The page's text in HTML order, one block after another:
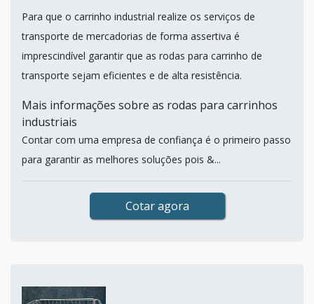
Para que o carrinho industrial realize os serviços de
transporte de mercadorias de forma assertiva é
imprescindível garantir que as rodas para carrinho de
transporte sejam eficientes e de alta resistência.
Mais informações sobre as rodas para carrinhos
industriais
Contar com uma empresa de confiança é o primeiro passo
para garantir as melhores soluções pois &...
Cotar agora